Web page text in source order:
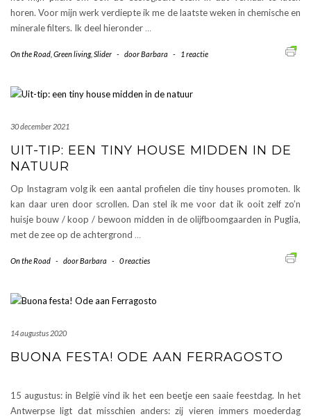
horen. Voor mijn werk verdiepte ik me de laatste weken in chemische en
minerale filters. Ik deel hieronder …
On the Road Green living, Slider - doorBarbara - 1 reactie
30 december 2021
UIT-TIP: EEN TINY HOUSE MIDDEN IN DE
NATUUR
Op Instagram volg ik een aantal profielen die tiny houses promoten. Ik
kan daar uren door scrollen. Dan stel ik me voor dat ik ooit zelf zo’n
huisje bouw / koop / bewoon midden in de olijfboomgaarden in Puglia,
met de zee op de achtergrond …
On the Road - doorBarbara - 0 reacties
14 augustus 2020
BUONA FESTA! ODE AAN FERRAGOSTO
15 augustus: in België vind ik het een beetje een saaie feestdag. In het
Antwerpse ligt dat misschien anders: zij vieren immers moederdag